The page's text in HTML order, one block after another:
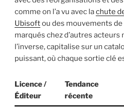
comme on l’a vu avec lachute
Ubisoftou des mouvements
marqués chez d’autres acteurs
l’inverse, capitalise sur un
puissant, où chaque sortie clé
Licence /
Éditeur
Tendance
récente